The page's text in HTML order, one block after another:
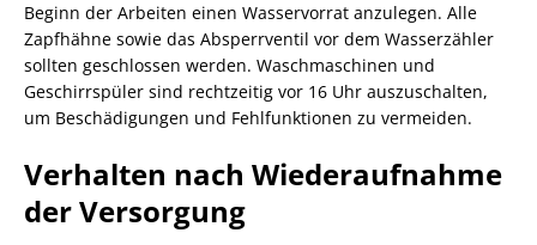
Beginn der Arbeiten einen Wasservorrat anzulegen. Alle
Zapfhähne sowie das Absperrventil vor dem Wasserzähler
sollten geschlossen werden. Waschmaschinen und
Geschirrspüler sind rechtzeitig vor 16 Uhr auszuschalten,
um Beschädigungen und Fehlfunktionen zu vermeiden.
Verhalten nach Wiederaufnahme
der Versorgung